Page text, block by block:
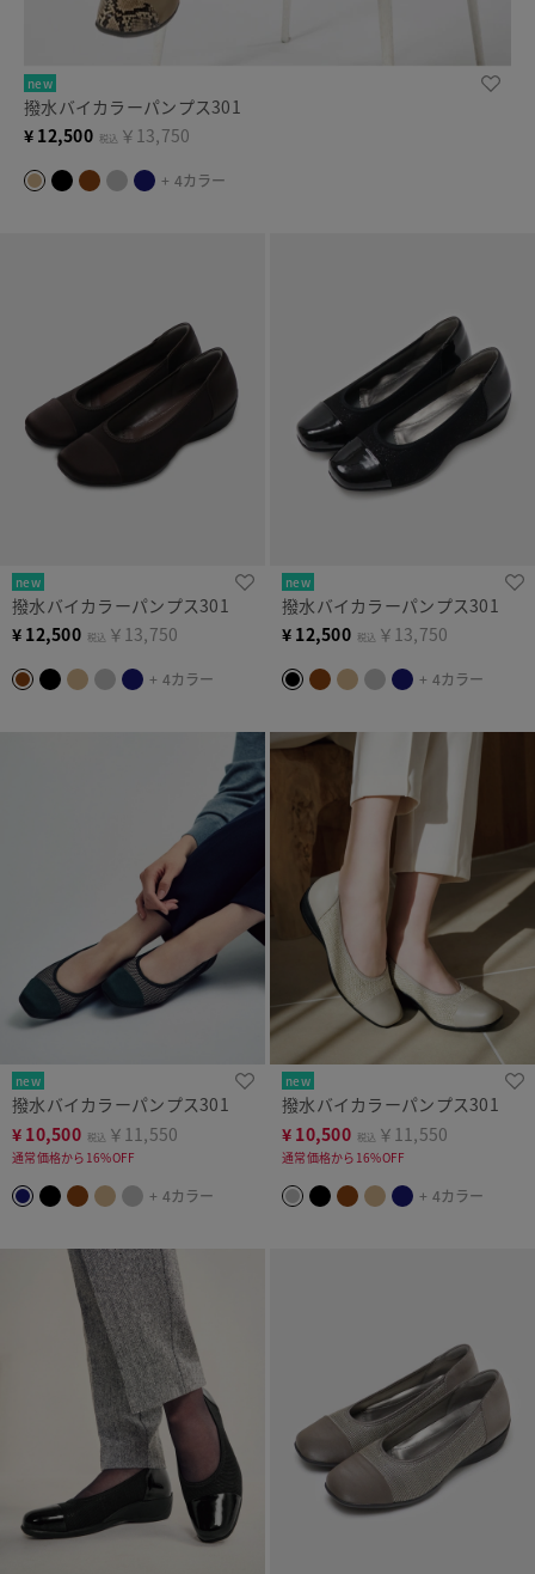
new
撥水バイカラーパンプス301
¥ 12,500 税込 ￥13,750
+ 4カラー
new
撥水バイカラーパンプス301
¥ 12,500 税込 ￥13,750
+ 4カラー
new
撥水バイカラーパンプス301
¥ 12,500 税込 ￥13,750
+ 4カラー
new
撥水バイカラーパンプス301
¥ 10,500 税込 ￥11,550
通常価格から16%OFF
+ 4カラー
new
撥水バイカラーパンプス301
¥ 10,500 税込 ￥11,550
通常価格から16%OFF
+ 4カラー